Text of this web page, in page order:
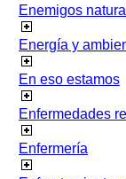
Enemigos
Energía y
En eso estamos
Enfermedades
Enfermería